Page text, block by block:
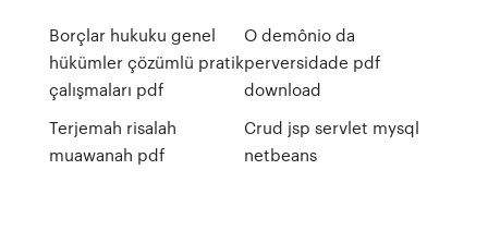
Borçlar hukuku genel
hükümler çözümlü pratik
çalışmaları pdf
Terjemah risalah
muawanah pdf
O demônio da
perversidade pdf
download
Crud jsp servlet mysql
netbeans